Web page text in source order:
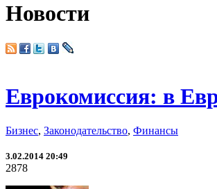
Новости
Еврокомиссия: в
Бизнес, Законодательство, Финансы
3.02.2014 20:49
2878